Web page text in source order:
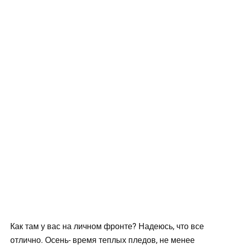
Как там у вас на личном фронте? Надеюсь, что все
отлично. Осень- время теплых пледов, не менее